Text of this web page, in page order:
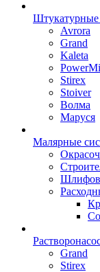
Штукатурные
Avrora
Grand
Kaleta
Stirex
Stoiver
Волма
Маруся
Малярные
Grand
Stirex